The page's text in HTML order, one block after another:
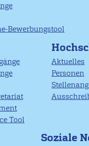
Bewerbungstool
Tool
Aktuelles
Personen
Soziale